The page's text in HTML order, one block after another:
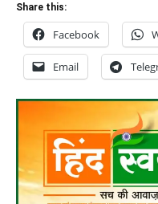
Share this:
Facebook
Email